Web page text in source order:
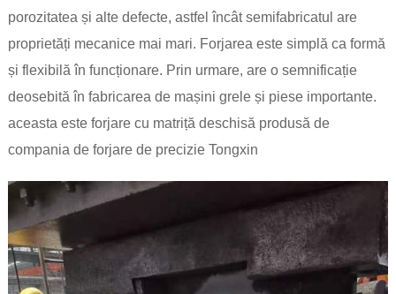
porozitatea și alte defecte, astfel încât semifabricatul are
proprietăți mecanice mai mari. Forjarea este simplă ca formă
și flexibilă în funcționare. Prin urmare, are o semnificație
deosebită în fabricarea de mașini grele și piese importante.
aceasta este forjare cu matriță deschisă produsă de
compania de forjare de precizie Tongxin